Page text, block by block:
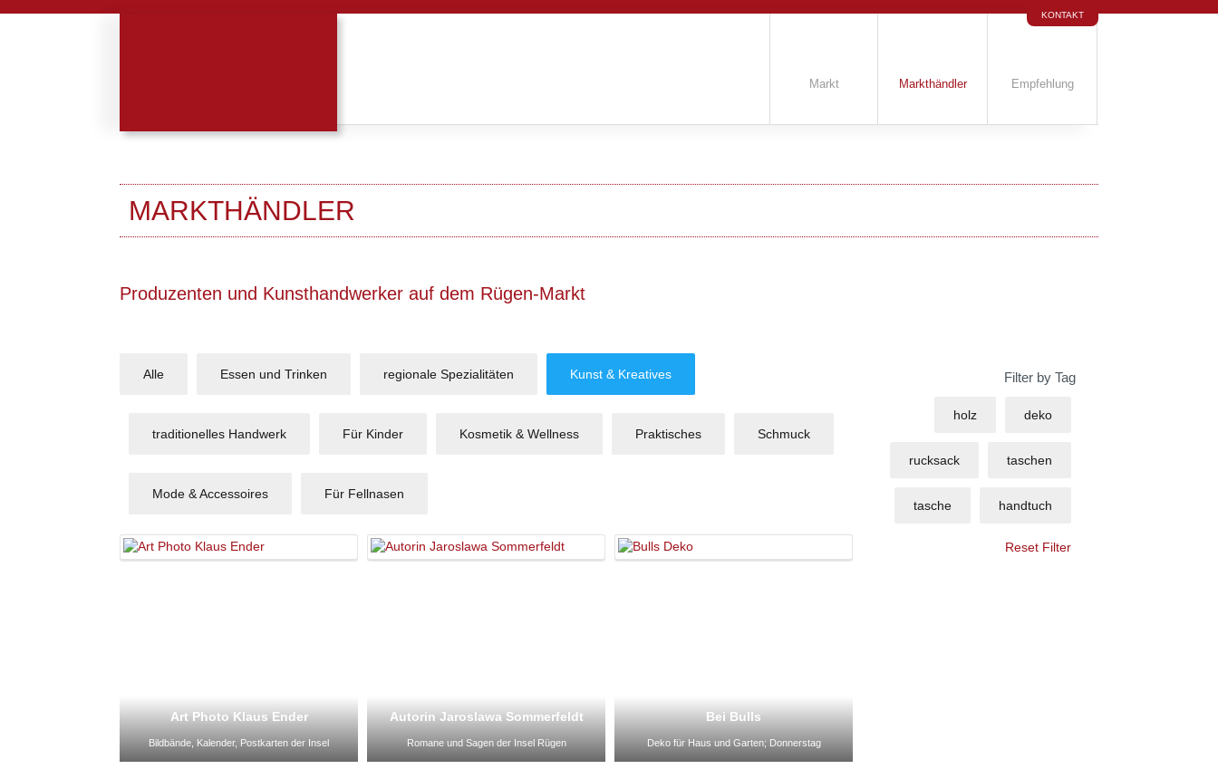
KONTAKT
Markt Markthändler Empfehlung
MARKTHÄNDLER
Produzenten und Kunsthandwerker auf dem Rügen-Markt
Filter by Tag
holz deko
rucksack taschen
tasche handtuch
Reset Filter
Alle Essen und Trinken regionale Spezialitäten Kunst & Kreatives
traditionelles Handwerk Für Kinder Kosmetik & Wellness Praktisches Schmuck
Mode & Accessoires Für Fellnasen
Art Photo Klaus Ender
Bildbände, Kalender, Postkarten der Insel
Autorin Jaroslawa Sommerfeldt
Romane und Sagen der Insel Rügen
Bei Bulls
Deko für Haus und Garten; Donnerstag